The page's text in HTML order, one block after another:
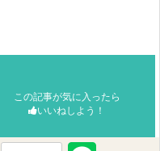
この記事が気に入ったら
いいねしよう！